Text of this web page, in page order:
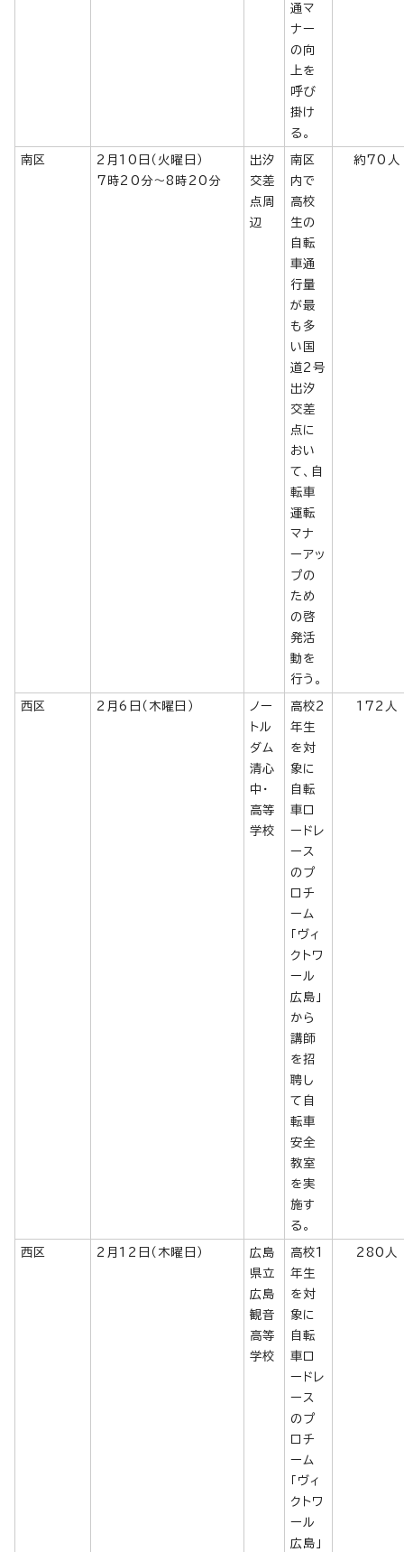
通マ
ナー
の向
上を
呼び
掛け
る。
南区
2月10日（火曜日）
7時20分～8時20分
出汐
交差
点周
辺
南区
内で
高校
生の
自転
車通
行量
が最
も多
い国
道2号
出汐
交差
点に
おい
て、自
転車
運転
マナ
ーアッ
プの
ため
の啓
発活
動を
行う。
約70人
西区 2月6日（木曜日）
ノー
トル
ダム
清心
中・
高等
学校
高校2
年生
を対
象に
自転
車ロ
ードレ
ース
のプ
ロチ
ーム
「ヴィ
クトワ
ール
広島」
から
講師
を招
聘し
て自
転車
安全
教室
を実
施す
る。
172人
西区 2月12日（木曜日）
広島
県立
広島
観音
高等
学校
高校1
年生
を対
象に
自転
車ロ
ードレ
ース
のプ
ロチ
ーム
「ヴィ
クトワ
ール
広島」
280人